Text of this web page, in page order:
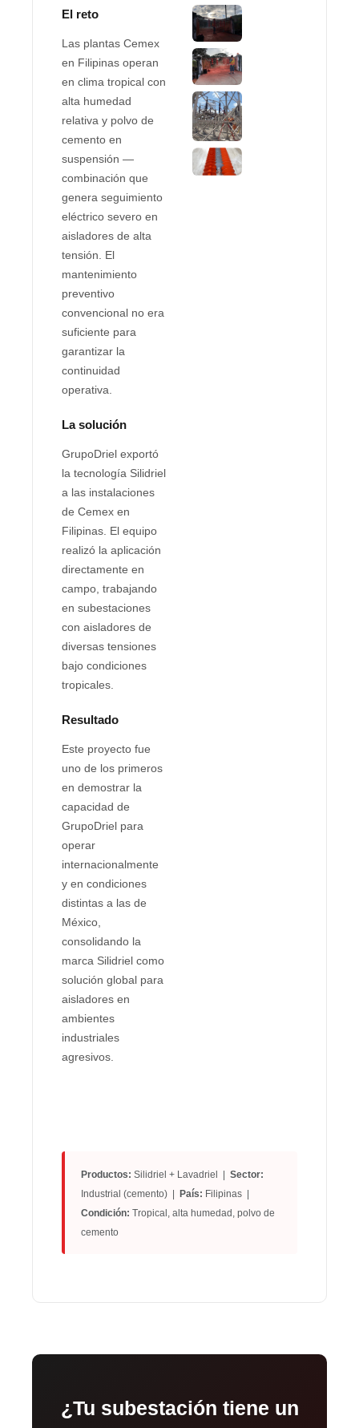
El reto
Las plantas Cemex
en Filipinas operan
en clima tropical con
alta humedad
relativa y polvo de
cemento en
suspensión —
combinación que
genera seguimiento
eléctrico severo en
aisladores de alta
tensión. El
mantenimiento
preventivo
convencional no era
suficiente para
garantizar la
continuidad
operativa.
La solución
GrupoDriel exportó
la tecnología Silidriel
a las instalaciones
de Cemex en
Filipinas. El equipo
realizó la aplicación
directamente en
campo, trabajando
en subestaciones
con aisladores de
diversas tensiones
bajo condiciones
tropicales.
Resultado
Este proyecto fue
uno de los primeros
en demostrar la
capacidad de
GrupoDriel para
operar
internacionalmente
y en condiciones
distintas a las de
México,
consolidando la
marca Silidriel como
solución global para
aisladores en
ambientes
industriales
agresivos.
Productos: Silidriel + Lavadriel | Sector:
Industrial (cemento) |
País: Filipinas |
Condición: Tropical, alta humedad, polvo de
cemento
¿Tu subestación tiene un